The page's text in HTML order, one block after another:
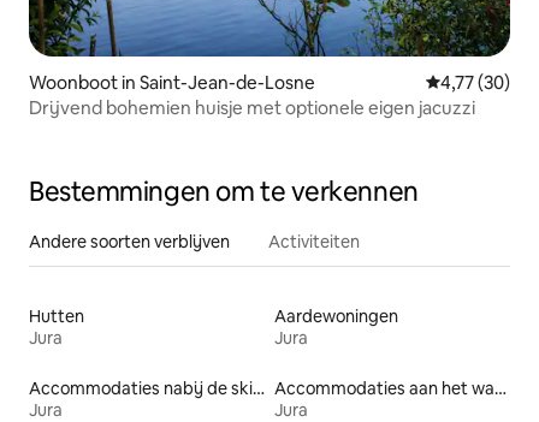
Woonboot in Saint-Jean-de-Losne Gemiddelde
4,77 (30)
Drijvend bohemien huisje met optionele eigen jacuzzi
Bestemmingen om te verkennen
Andere soorten verblijven Activiteiten
Hutten
Jura
Aardewoningen
Jura
Accommodaties nabij de skipiste
Jura
Accommodaties aan het water
Jura